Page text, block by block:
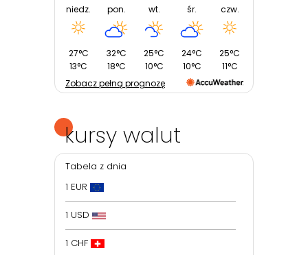
niedz.
27°C
13°C
pon.
32°C
18°C
wt.
25°C
10°C
śr.
24°C
10°C
czw.
25°C
11°C
Zobacz pełną prognozę
kursy walut
Tabela z dnia
1 EUR
1 USD
1 CHF